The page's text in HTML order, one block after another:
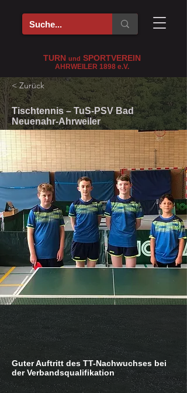
TURN und SPORTVEREIN
AHRWEILER 1898 e.V.
< Zurück
Tischtennis – TuS-PSV Bad
Neuenahr-Ahrweiler
Guter Auftritt des TT-Nachwuchses bei
der Verbandsqualifikation